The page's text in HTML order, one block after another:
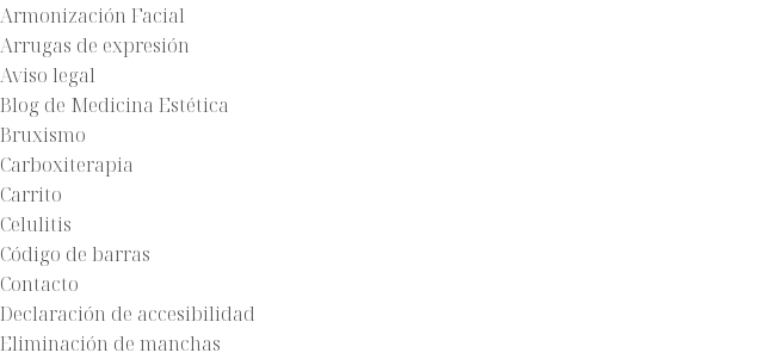
Armonización Facial
Arrugas de expresión
Aviso legal
Blog de Medicina Estética
Bruxismo
Carboxiterapia
Carrito
Celulitis
Código de barras
Contacto
Declaración de accesibilidad
Eliminación de manchas